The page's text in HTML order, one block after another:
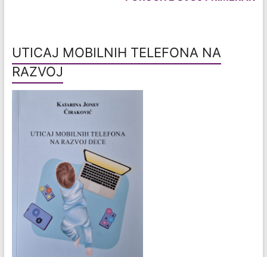
UTICAJ MOBILNIH TELEFONA NA
RAZVOJ